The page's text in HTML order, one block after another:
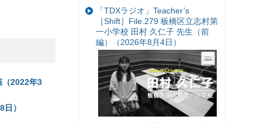
（2022年3
）
「TDXラジオ」Teacher’s
［Shift］File.279 板橋区立志村第
一小学校 田村 久仁子 先生（前
編）（2026年8月4日）